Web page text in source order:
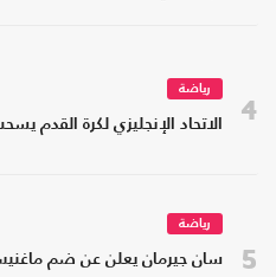
4
رياضة
الاتحاد الإنجليزي لكرة القدم
5
رياضة
سان جيرمان يعلن عن ضم